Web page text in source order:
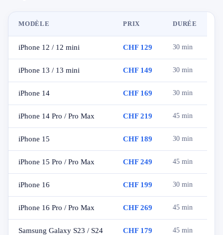
MODÈLE PRIX DURÉE
iPhone 12 / 12 mini CHF 129 30 min
iPhone 13 / 13 mini CHF 149 30 min
iPhone 14 CHF 169 30 min
iPhone 14 Pro / Pro Max CHF 219 45 min
iPhone 15 CHF 189 30 min
iPhone 15 Pro / Pro Max CHF 249 45 min
iPhone 16 CHF 199 30 min
iPhone 16 Pro / Pro Max CHF 269 45 min
Samsung Galaxy S23 / S24 CHF 179 45 min